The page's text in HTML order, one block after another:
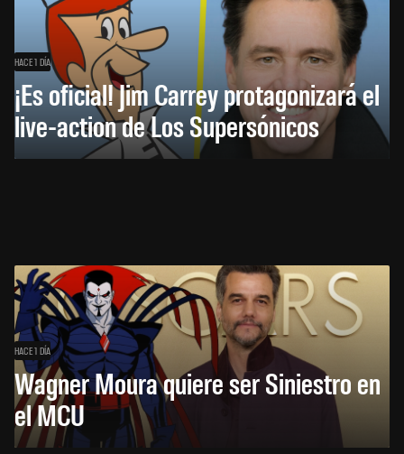
HACE 1 DÍA
¡Es oficial! Jim Carrey protagonizará el
live-action de Los Supersónicos
HACE 1 DÍA
Wagner Moura quiere ser Siniestro en
el MCU